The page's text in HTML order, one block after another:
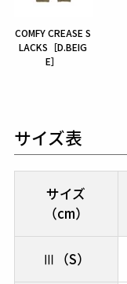
COMFY CREASE S
LACKS［D.BEIG
E］
サイズ表
サイズ
（cm）
Ⅲ（S）